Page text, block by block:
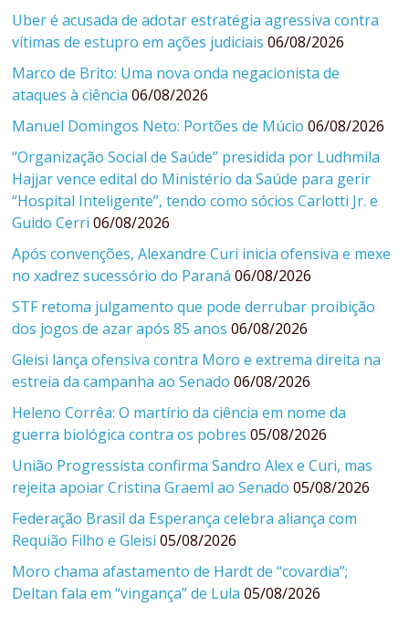
Uber é acusada de adotar estratégia agressiva contra
vítimas de estupro em ações judiciais 06/08/2026
Marco de Brito: Uma nova onda negacionista de
ataques à ciência 06/08/2026
Manuel Domingos Neto: Portões de Múcio 06/08/2026
“Organização Social de Saúde” presidida por Ludhmila
Hajjar vence edital do Ministério da Saúde para gerir
“Hospital Inteligente”, tendo como sócios Carlotti Jr. e
Guido Cerri 06/08/2026
Após convenções, Alexandre Curi inicia ofensiva e mexe
no xadrez sucessório do Paraná 06/08/2026
STF retoma julgamento que pode derrubar proibição
dos jogos de azar após 85 anos 06/08/2026
Gleisi lança ofensiva contra Moro e extrema direita na
estreia da campanha ao Senado 06/08/2026
Heleno Corrêa: O martírio da ciência em nome da
guerra biológica contra os pobres 05/08/2026
União Progressista confirma Sandro Alex e Curi, mas
rejeita apoiar Cristina Graeml ao Senado 05/08/2026
Federação Brasil da Esperança celebra aliança com
Requião Filho e Gleisi 05/08/2026
Moro chama afastamento de Hardt de “covardia”;
Deltan fala em “vingança” de Lula 05/08/2026